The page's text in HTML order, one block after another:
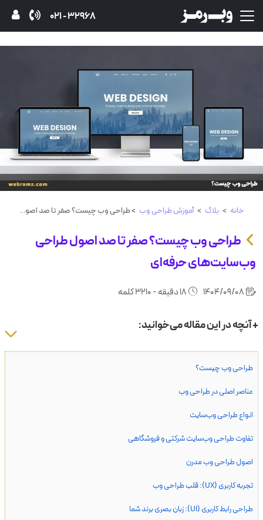
32968 - 021
خانه > بلاگ > آموزش طراحی وب > طراحی وب چیست؟ صفر تا صد اصول طراحی وب‌سایت‌های حرفه‌ای
طراحی وب چیست؟ صفر تا صد اصول طراحی
وب‌سایت‌های حرفه‌ای
+ آنچه در این مقاله می‌خوانید:
طراحی وب چیست؟
عناصر اصلی در طراحی وب
انواع طراحی وب‌سایت
تفاوت طراحی وب‌سایت شرکتی و فروشگاهی
اصول طراحی وب مدرن
تجربه کاربری (UX): قلب طراحی وب
طراحی رابط کاربری (UI): زبان بصری برند شما